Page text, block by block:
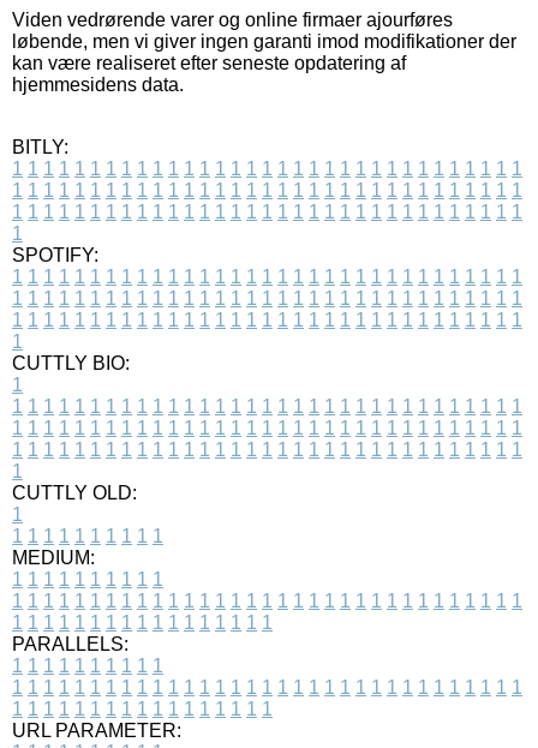
Viden vedrørende varer og online firmaer ajourføres
løbende, men vi giver ingen garanti imod modifikationer der
kan være realiseret efter seneste opdatering af
hjemmesidens data.
BITLY:
1 1 1 1 1 1 1 1 1 1 1 1 1 1 1 1 1 1 1 1 1 1 1 1 1 1 1 1 1 1 1 1 1
1 1 1 1 1 1 1 1 1 1 1 1 1 1 1 1 1 1 1 1 1 1 1 1 1 1 1 1 1 1 1 1 1
1 1 1 1 1 1 1 1 1 1 1 1 1 1 1 1 1 1 1 1 1 1 1 1 1 1 1 1 1 1 1 1 1
1
SPOTIFY:
1 1 1 1 1 1 1 1 1 1 1 1 1 1 1 1 1 1 1 1 1 1 1 1 1 1 1 1 1 1 1 1 1
1 1 1 1 1 1 1 1 1 1 1 1 1 1 1 1 1 1 1 1 1 1 1 1 1 1 1 1 1 1 1 1 1
1 1 1 1 1 1 1 1 1 1 1 1 1 1 1 1 1 1 1 1 1 1 1 1 1 1 1 1 1 1 1 1 1
1
CUTTLY BIO:
1
1 1 1 1 1 1 1 1 1 1 1 1 1 1 1 1 1 1 1 1 1 1 1 1 1 1 1 1 1 1 1 1 1
1 1 1 1 1 1 1 1 1 1 1 1 1 1 1 1 1 1 1 1 1 1 1 1 1 1 1 1 1 1 1 1 1
1 1 1 1 1 1 1 1 1 1 1 1 1 1 1 1 1 1 1 1 1 1 1 1 1 1 1 1 1 1 1 1 1
1
CUTTLY OLD:
1
1 1 1 1 1 1 1 1 1 1
MEDIUM:
1 1 1 1 1 1 1 1 1 1
1 1 1 1 1 1 1 1 1 1 1 1 1 1 1 1 1 1 1 1 1 1 1 1 1 1 1 1 1 1 1 1 1
1 1 1 1 1 1 1 1 1 1 1 1 1 1 1 1 1
PARALLELS:
1 1 1 1 1 1 1 1 1 1
1 1 1 1 1 1 1 1 1 1 1 1 1 1 1 1 1 1 1 1 1 1 1 1 1 1 1 1 1 1 1 1 1
1 1 1 1 1 1 1 1 1 1 1 1 1 1 1 1 1
URL PARAMETER: